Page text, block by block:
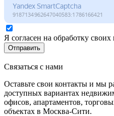
Я согласен на обработку
Отправить
Связаться с нами
Оставьте свои контакты и мы
доступных вариантах
офисов, апартаментов,
объектах в Москва-Сити.